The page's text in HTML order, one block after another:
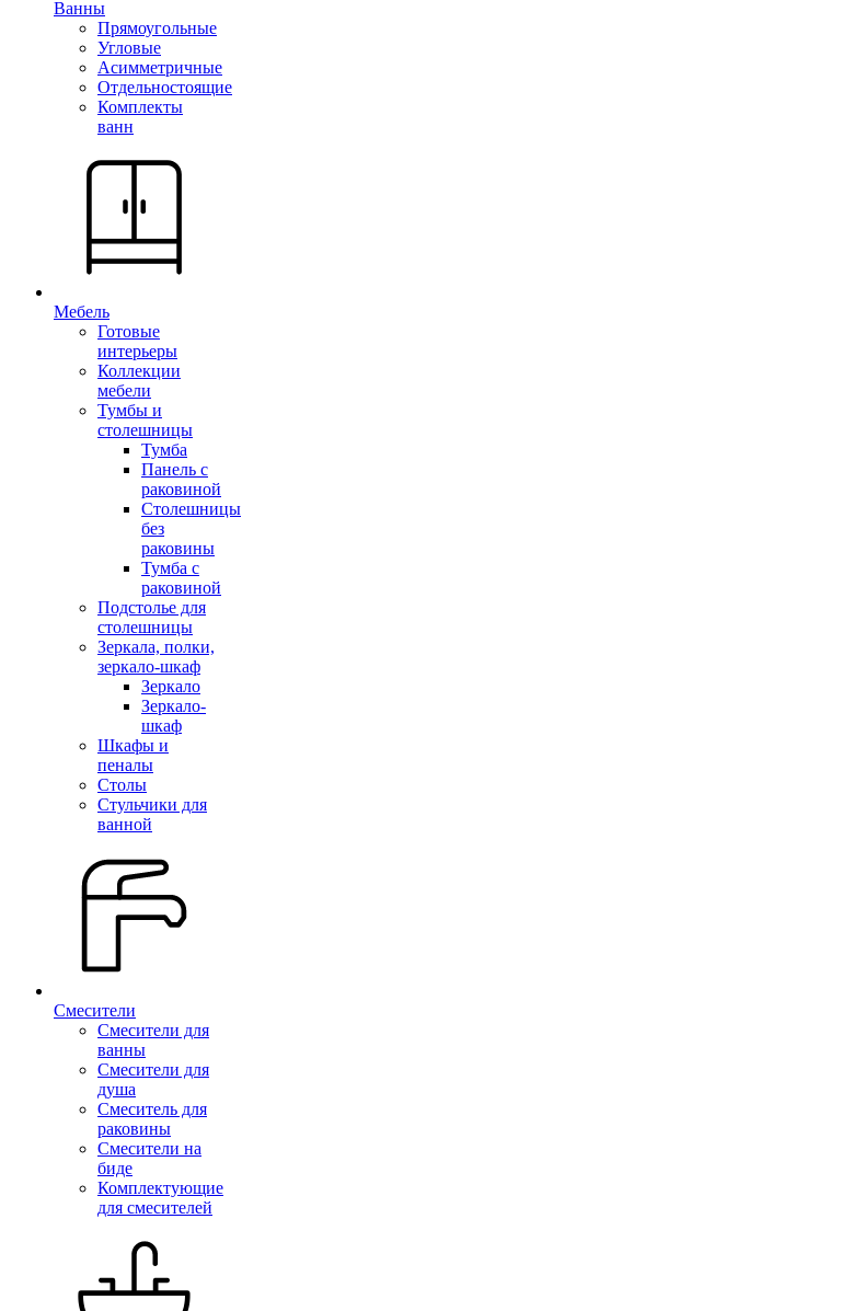
Ванны
Прямоугольные
Угловые
Асимметричные
Отдельностоящие
Комплекты
ванн
Мебель
Готовые
интерьеры
Коллекции
мебели
Тумбы и
столешницы
Тумба
Панель с
раковиной
Столешницы
без
раковины
Тумба с
раковиной
Подстолье для
столешницы
Зеркала, полки,
зеркало-шкаф
Зеркало
Зеркало-
шкаф
Шкафы и
пеналы
Столы
Стульчики для
ванной
Смесители
Смесители для
ванны
Смесители для
душа
Смеситель для
раковины
Смесители на
биде
Комплектующие
для смесителей